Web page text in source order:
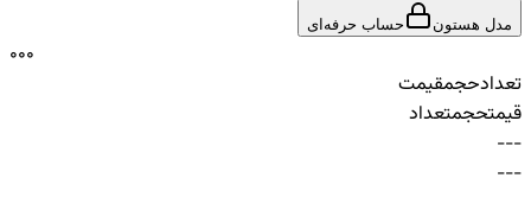
مدل هستون حساب حرفه‌ای
000
تعدادحجمقیمت
قیمتحجمتعداد
-
-
-
-
-
-